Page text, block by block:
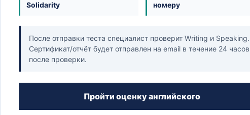
Solidarity
номеру
После отправки теста специалист проверит Writing и Speaking.
Сертификат/отчёт будет отправлен на email в течение 24 часов
после проверки.
Пройти оценку английского
Already have